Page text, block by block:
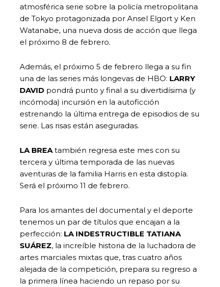
atmosférica serie sobre la policía metropolitana
de Tokyo protagonizada por Ansel Elgort y Ken
Watanabe, una nueva dosis de acción que llega
el próximo 8 de febrero.
Además, el próximo 5 de febrero llega a su fin
una de las series más longevas de HBO: LARRY
DAVID pondrá punto y final a su divertidísima (y
incómoda) incursión en la autoficción
estrenando la última entrega de episodios de su
serie. Las risas están aseguradas.
LA BREA también regresa este mes con su
tercera y última temporada de las nuevas
aventuras de la familia Harris en esta distopía.
Será el próximo 11 de febrero.
Para los amantes del documental y el deporte
tenemos un par de títulos que encajan a la
perfección: LA INDESTRUCTIBLE TATIANA
SUÁREZ, la increíble historia de la luchadora de
artes marciales mixtas que, tras cuatro años
alejada de la competición, prepara su regreso a
la primera línea haciendo un repaso por su